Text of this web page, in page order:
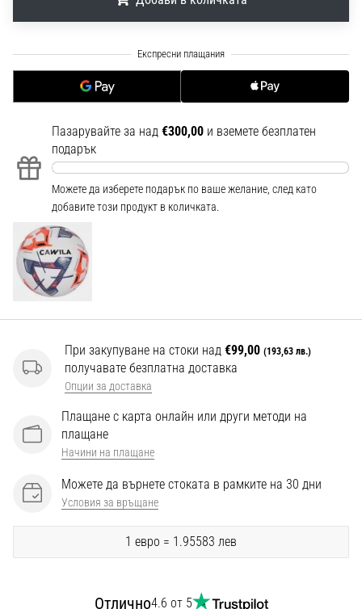
футболни
Nike
Phantom
прецизност,
контрол
и
мощ
докосване.
Перфектни
за
играчи,
Покажи
всички
Пазарувайте за над €300,00 и вземете безплатен
подарък
Можете да изберете подарък по ваше желание, след като
добавите този продукт в количката.
При закупуване на стоки над €99,00 (193,63 лв.)
получавате безплатна доставка
Опции за доставка
Плащане с карта онлайн или други методи на
плащане
Начини на плащане
Можете да върнете стоката в рамките на 30 дни
Условия за връщане
1 евро = 1.95583 лев
Отлично4.6 от 5